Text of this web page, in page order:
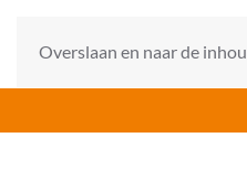
Overslaan en naar de